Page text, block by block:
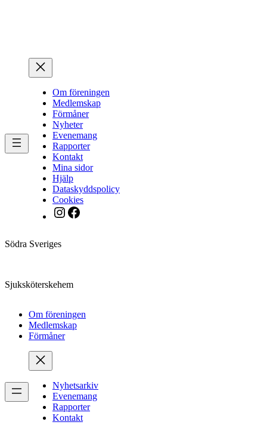
Om föreningen
Medlemskap
Förmåner
Nyheter
Evenemang
Rapporter
Kontakt
Mina sidor
Hjälp
Dataskyddspolicy
Cookies
Instagram
Facebook
Södra Sveriges
Sjuksköterskehem
Om föreningen
Medlemskap
Förmåner
Nyhetsarkiv
Evenemang
Rapporter
Kontakt